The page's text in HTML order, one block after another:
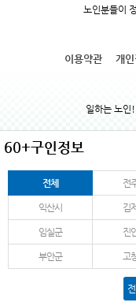
노인분들이
이용약관 개
일하는 노인
60+구인정보
전체 전
익산시 김
임실군 진
부안군 고